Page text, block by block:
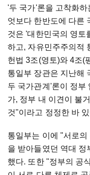
'두 국가'론을 고착화
엇보다 한반도에 다른
것은 '대한민국의 영토
하고, 자유민주주의적
헌법 3조(영토)와 4조(
통일부 장관은 지난해
두 국가관계'론이 정부
가, 정부 내 이견이 불
것"이라고 정정한 바
통일부는 이에 "서로
을 받아들였던 역대
했다. 또한 "정부의 공